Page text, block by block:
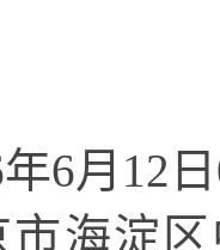
年6月 12 日
市海淀